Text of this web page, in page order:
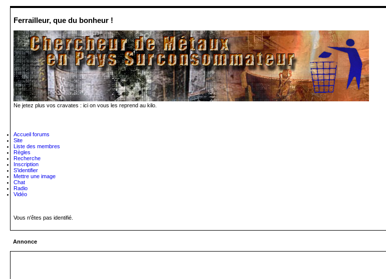
Ferrailleur, que du bonheur !
Ne jetez plus vos cravates : ici on vous les reprend au kilo.
Accueil forums
Site
Liste des membres
Règles
Recherche
Inscription
S'identifier
Mettre une image
Chat
Radio
Vidéo
Vous n'êtes pas identifié.
Annonce